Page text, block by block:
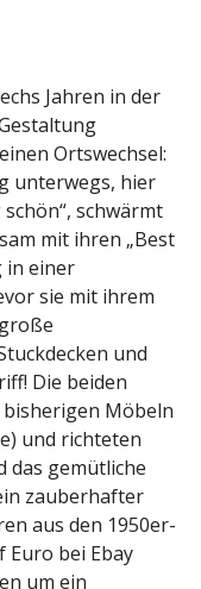
Jahren in der
Ortswechsel:
unterwegs, hier
schwärmt
mit ihren „Best
in einer
sie mit ihrem
und
Die beiden
Möbeln
und richteten
das gemütliche
zauberhafter
aus den 1950er-
Euro bei Ebay
um ein